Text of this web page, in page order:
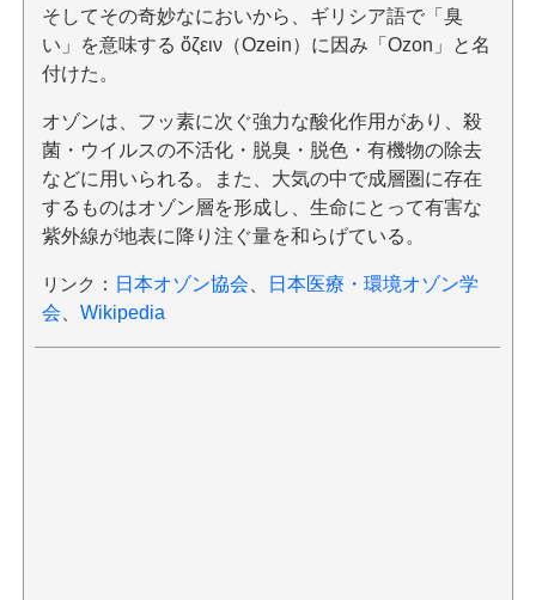
そしてその奇妙なにおいから、ギリシア語で「臭
い」を意味する ὄζειν（Ozein）に因み「Ozon」と名
付けた。
オゾンは、フッ素に次ぐ強力な酸化作用があり、殺
菌・ウイルスの不活化・脱臭・脱色・有機物の除去
などに用いられる。また、大気の中で成層圏に存在
するものはオゾン層を形成し、生命にとって有害な
紫外線が地表に降り注ぐ量を和らげている。
リンク ： 日本オゾン協会、
日本医療・環境オゾン学
会、 Wikipedia